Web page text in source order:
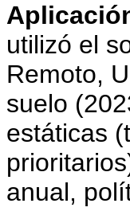
utilizó el
Remoto,
suelo
estáticas
anual,